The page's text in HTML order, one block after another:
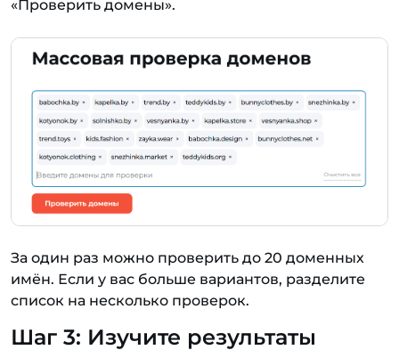
«Проверить домены».
За один раз можно проверить до 20 доменных
имён. Если у вас больше вариантов, разделите
список на несколько проверок.
Шаг 3: Изучите результаты